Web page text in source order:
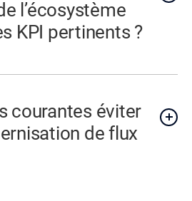
l’écosystème
KPI pertinents ?
courantes éviter
de flux